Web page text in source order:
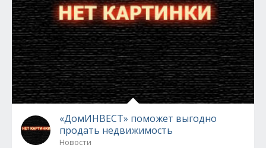
«ДомИНВЕСТ» поможет выгодно
продать недвижимость
Новости